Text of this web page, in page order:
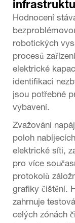
Hodnocení
robotických
procesů
elektrické
identifikaci
jsou potřebné
vybavení.
Zvažování
poloh
elektrické síti,
pro více
protokolů
grafiky čištění.
zahrnuje
celých zónách